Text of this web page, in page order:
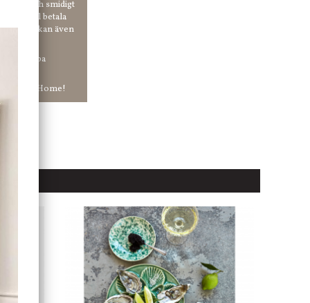
och smidigt
hur du vill betala
Och du kan även
ha snabba
hos Jb Home!